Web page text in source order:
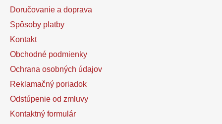
Doručovanie a doprava
Spôsoby platby
Kontakt
Obchodné podmienky
Ochrana osobných údajov
Reklamačný poriadok
Odstúpenie od zmluvy
Kontaktný formulár